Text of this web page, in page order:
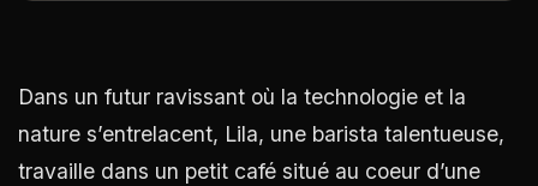
Dans un futur ravissant où la technologie et la
nature s’entrelacent, Lila, une barista talentueuse,
travaille dans un petit café situé au coeur d’une